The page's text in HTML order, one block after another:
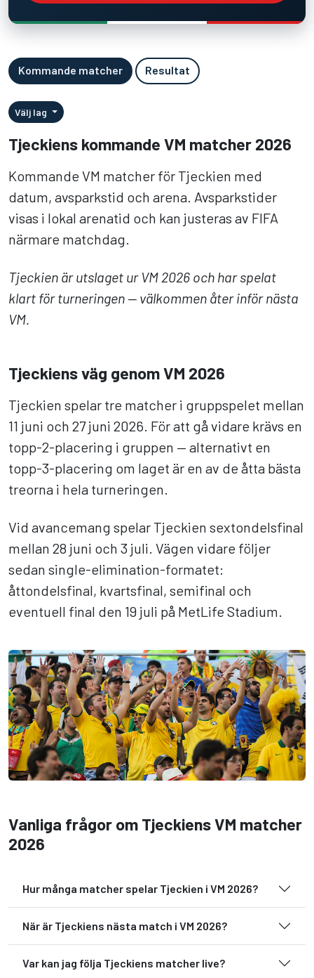
Kommande matcher Resultat
Välj lag
Tjeckiens kommande VM matcher 2026
Kommande VM matcher för Tjeckien med
datum, avsparkstid och arena. Avsparkstider
visas i lokal arenatid och kan justeras av FIFA
närmare matchdag.
Tjeckien är utslaget ur VM 2026 och har spelat
klart för turneringen — välkommen åter inför nästa
VM.
Tjeckiens väg genom VM 2026
Tjeckien spelar tre matcher i gruppspelet mellan
11 juni och 27 juni 2026. För att gå vidare krävs en
topp-2-placering i gruppen — alternativt en
topp-3-placering om laget är en av de åtta bästa
treorna i hela turneringen.
Vid avancemang spelar Tjeckien sextondelsfinal
mellan 28 juni och 3 juli. Vägen vidare följer
sedan single-elimination-formatet:
åttondelsfinal, kvartsfinal, semifinal och
eventuell final den 19 juli på MetLife Stadium.
Vanliga frågor om Tjeckiens VM matcher
2026
Hur många matcher spelar Tjeckien i VM 2026?
När är Tjeckiens nästa match i VM 2026?
Var kan jag följa Tjeckiens matcher live?